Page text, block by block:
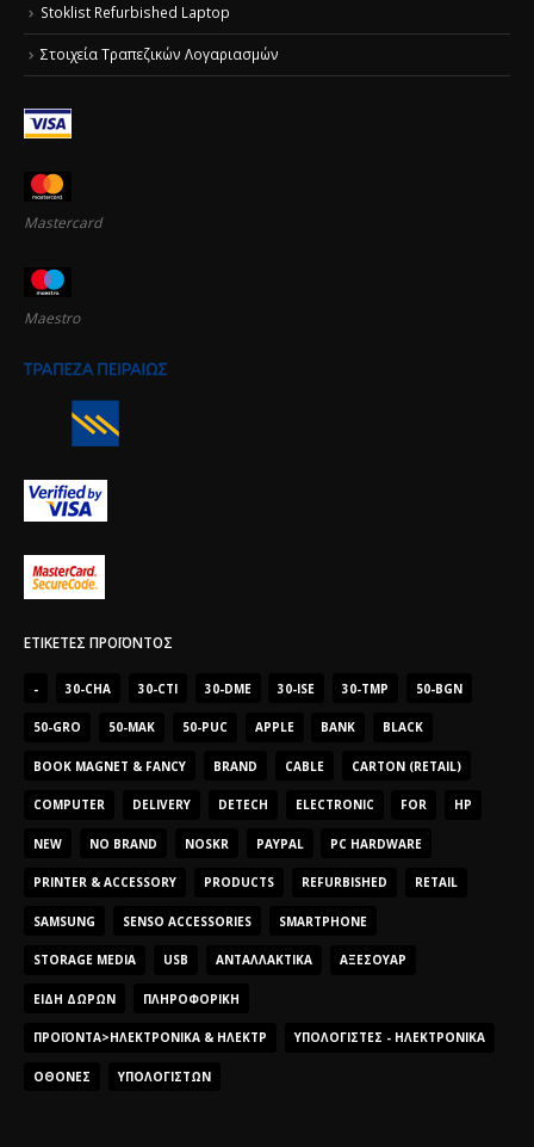
Stoklist Refurbished Laptop
Στοιχεία Τραπεζικών Λογαριασμών
Mastercard
Maestro
ΕΤΙΚΈΤΕΣ ΠΡΟΪΌΝΤΟΣ
- 30-CHA 30-CTI 30-DME 30-ISE 30-TMP 50-BGN
50-GRO 50-MAK 50-PUC APPLE BANK BLACK
BOOK MAGNET & FANCY BRAND CABLE CARTON (RETAIL)
COMPUTER DELIVERY DETECH ELECTRONIC FOR HP
NEW NO BRAND NOSKR PAYPAL PC HARDWARE
PRINTER & ACCESSORY PRODUCTS REFURBISHED RETAIL
SAMSUNG SENSO ACCESSORIES SMARTPHONE
STORAGE MEDIA USB ΑΝΤΑΛΛΑΚΤΙΚΆ ΑΞΕΣΟΥΆΡ
ΕΊΔΗ ΔΏΡΩΝ ΠΛΗΡΟΦΟΡΙΚΉ
ΠΡΟΪΌΝΤΑ>ΗΛΕΚΤΡΟΝΙΚΆ & ΗΛΕΚΤΡ ΥΠΟΛΟΓΙΣΤΈΣ - ΗΛΕΚΤΡΟΝΙΚΆ
ΟΘΌΝΕΣ ΥΠΟΛΟΓΙΣΤΏΝ